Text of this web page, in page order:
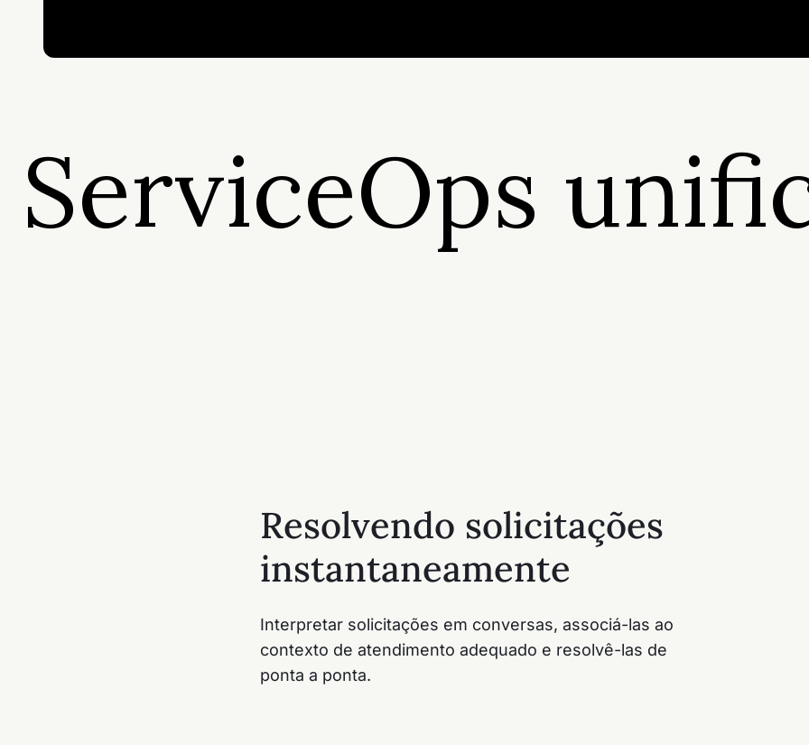
ServiceOps
Resolvendo solicitações
instantaneamente
Interpretar solicitações em conversas, associá-las ao
contexto de atendimento adequado e resolvê-las de
ponta a ponta.